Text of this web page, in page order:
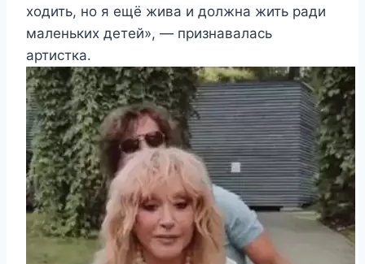
ходить, но я ещё жива и должна жить ради
маленьких детей», — признавалась
артистка.